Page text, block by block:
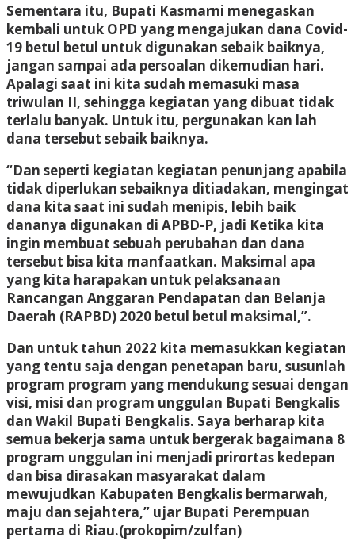
Sementara itu, Bupati Kasmarni menegaskan
kembali untuk OPD yang mengajukan dana Covid-
19 betul betul untuk digunakan sebaik baiknya,
jangan sampai ada persoalan dikemudian hari.
Apalagi saat ini kita sudah memasuki masa
triwulan II, sehingga kegiatan yang dibuat tidak
terlalu banyak. Untuk itu, pergunakan kan lah
dana tersebut sebaik baiknya.
“Dan seperti kegiatan kegiatan penunjang apabila
tidak diperlukan sebaiknya ditiadakan, mengingat
dana kita saat ini sudah menipis, lebih baik
dananya digunakan di APBD-P, jadi Ketika kita
ingin membuat sebuah perubahan dan dana
tersebut bisa kita manfaatkan. Maksimal apa
yang kita harapakan untuk pelaksanaan
Rancangan Anggaran Pendapatan dan Belanja
Daerah (RAPBD) 2020 betul betul maksimal,”.
Dan untuk tahun 2022 kita memasukkan kegiatan
yang tentu saja dengan penetapan baru, susunlah
program program yang mendukung sesuai dengan
visi, misi dan program unggulan Bupati Bengkalis
dan Wakil Bupati Bengkalis. Saya berharap kita
semua bekerja sama untuk bergerak bagaimana 8
program unggulan ini menjadi prirortas kedepan
dan bisa dirasakan masyarakat dalam
mewujudkan Kabupaten Bengkalis bermarwah,
maju dan sejahtera,” ujar Bupati Perempuan
pertama di Riau.(prokopim/zulfan)